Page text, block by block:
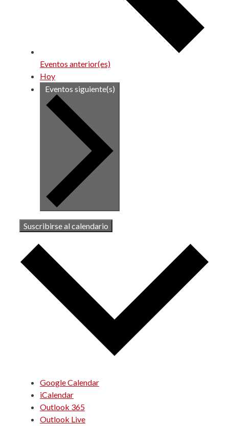
Eventos anterior(es)
Hoy
Eventos siguiente(s)
Suscribirse al calendario
Google Calendar
iCalendar
Outlook 365
Outlook Live